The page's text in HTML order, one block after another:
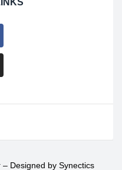
Designed by Synectics